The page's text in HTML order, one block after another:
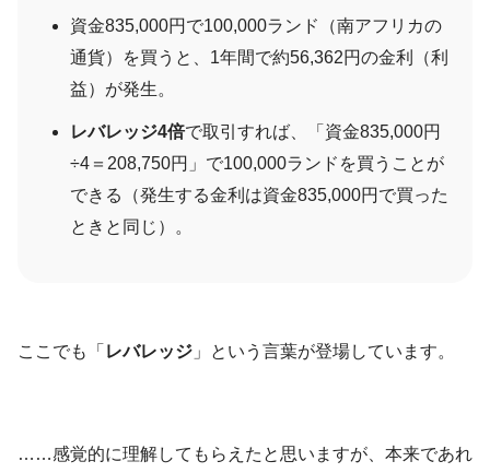
資金835,000円で100,000ランド（南アフリカの
通貨）を買うと、1年間で約56,362円の金利（利
益）が発生。
レバレッジ4倍で取引すれば、「資金835,000円
÷4＝208,750円」で100,000ランドを買うことが
できる（発生する金利は資金835,000円で買った
ときと同じ）。
ここでも「 レバレッジ 」という言葉が登場しています。
……感覚的に理解してもらえたと思いますが、本来であれ